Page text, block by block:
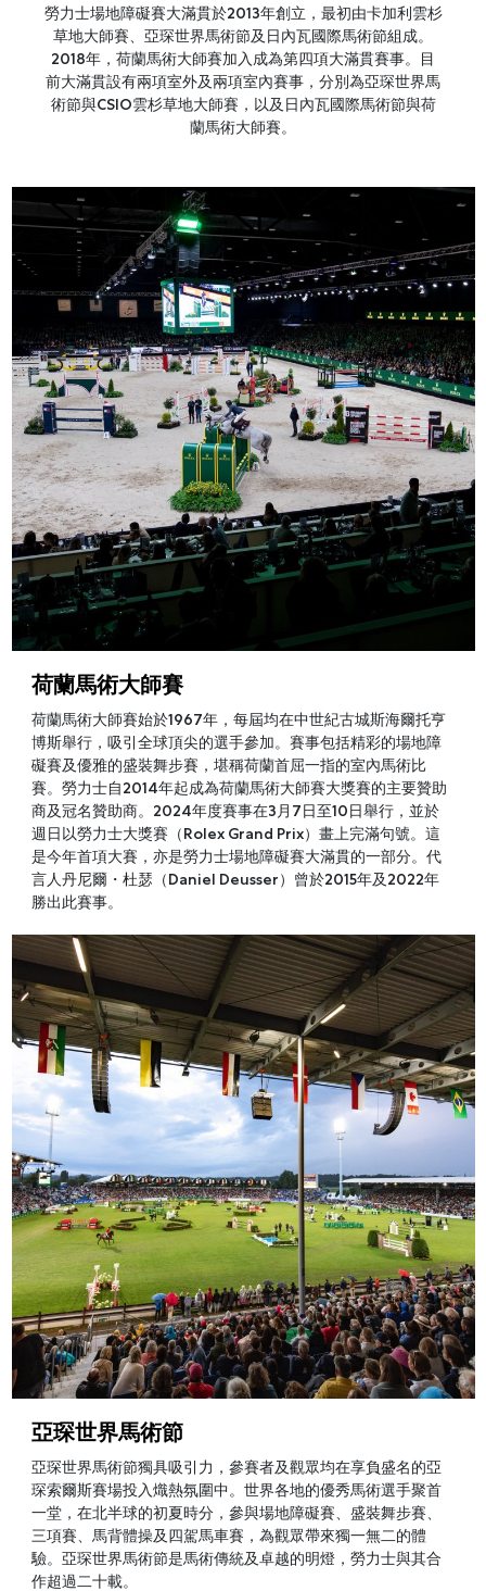
勞力士場地障礙賽大滿貫於2013年創立，最初由卡加利雲杉
草地大師賽、亞琛世界馬術節及日內瓦國際馬術節組成。
2018年，荷蘭馬術大師賽加入成為第四項大滿貫賽事。目
前大滿貫設有兩項室外及兩項室內賽事，分別為亞琛世界馬
術節與CSIO雲杉草地大師賽，以及日內瓦國際馬術節與荷
蘭馬術大師賽。
荷蘭馬術大師賽
荷蘭馬術大師賽始於1967年，每屆均在中世紀古城斯海爾托亨
博斯舉行，吸引全球頂尖的選手參加。賽事包括精彩的場地障
礙賽及優雅的盛裝舞步賽，堪稱荷蘭首屈一指的室內馬術比
賽。勞力士自2014年起成為荷蘭馬術大師賽大獎賽的主要贊助
商及冠名贊助商。2024年度賽事在3月7日至10日舉行，並於
週日以勞力士大獎賽（Rolex Grand Prix）畫上完滿句號。這
是今年首項大賽，亦是勞力士場地障礙賽大滿貫的一部分。代
言人丹尼爾・杜瑟（Daniel Deusser）曾於2015年及2022年
勝出此賽事。
亞琛世界馬術節
亞琛世界馬術節獨具吸引力，參賽者及觀眾均在享負盛名的亞
琛索爾斯賽場投入熾熱氛圍中。世界各地的優秀馬術選手聚首
一堂，在北半球的初夏時分，參與場地障礙賽、盛裝舞步賽、
三項賽、馬背體操及四駕馬車賽，為觀眾帶來獨一無二的體
驗。亞琛世界馬術節是馬術傳統及卓越的明燈，勞力士與其合
作超過二十載。